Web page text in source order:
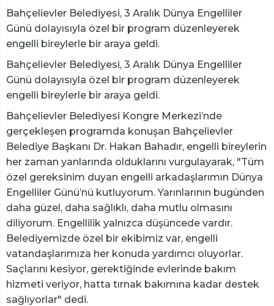
Bahçelievler Belediyesi, 3 Aralık Dünya Engelliler
Günü dolayısıyla özel bir program düzenleyerek
engelli bireylerle bir araya geldi.
Bahçelievler Belediyesi, 3 Aralık Dünya Engelliler
Günü dolayısıyla özel bir program düzenleyerek
engelli bireylerle bir araya geldi.
Bahçelievler Belediyesi Kongre Merkezi’nde
gerçekleşen programda konuşan Bahçelievler
Belediye Başkanı Dr. Hakan Bahadır, engelli bireylerin
her zaman yanlarında olduklarını vurgulayarak, "Tüm
özel gereksinim duyan engelli arkadaşlarımın Dünya
Engelliler Günü’nü kutluyorum. Yarınlarının bugünden
daha güzel, daha sağlıklı, daha mutlu olmasını
diliyorum. Engellilik yalnızca düşüncede vardır.
Belediyemizde özel bir ekibimiz var, engelli
vatandaşlarımıza her konuda yardımcı oluyorlar.
Saçlarını kesiyor, gerektiğinde evlerinde bakım
hizmeti veriyor, hatta tırnak bakımına kadar destek
sağlıyorlar" dedi.